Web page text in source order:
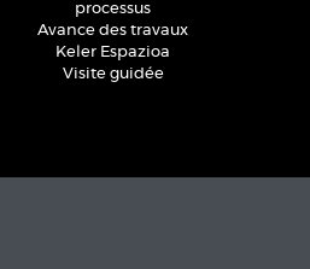
processus
Avance des travaux
Keler Espazioa
Visite guidée